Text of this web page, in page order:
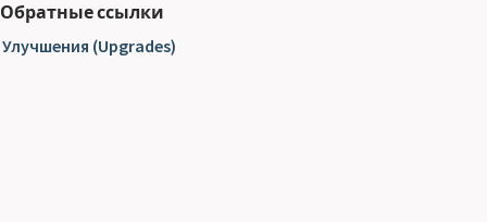
Обратные ссылки
Улучшения (Upgrades)